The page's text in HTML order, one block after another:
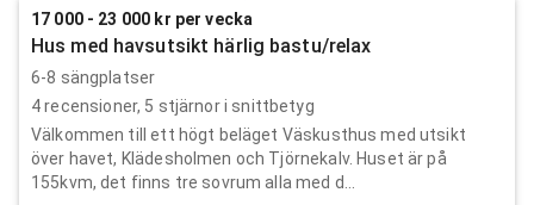
17 000 - 23 000 kr per vecka
Hus med havsutsikt härlig bastu/relax
6-8 sängplatser
4recensioner, 5 stjärnor i snittbetyg
Välkommen till ett högt beläget Väskusthus med utsikt
över havet, Klädesholmen och Tjörnekalv. Huset är på
155kvm, det finns tre sovrum alla med d...